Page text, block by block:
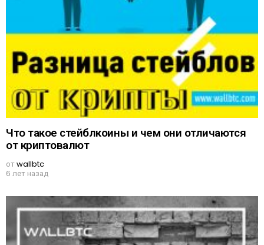
Что такое стейблкоины и чем они отличаются
от криптовалют
отwallbtc
6 лет назад